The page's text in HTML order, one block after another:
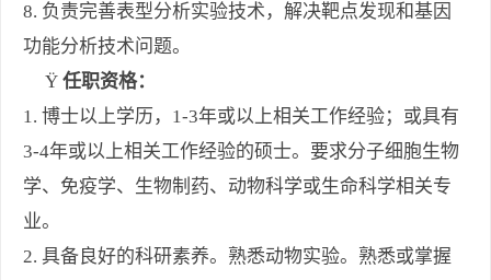
8. 负责完善表型分析实验技术，解决靶点发现和基因
功能分析技术问题。
Ÿ 任职资格：
1. 博士以上学历， 1-3年或以上相关工作经验；或具有
3-4年或以上相关工作经验的硕士。 要求分子细胞生物
学、免疫学、生物制药、动物科学或生命科学相关专
业。
2. 具备良好的科研素养。熟悉动物实验。熟悉或掌握